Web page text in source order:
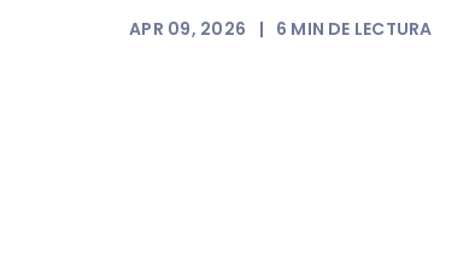
APR 09, 2026 | 6 MIN DE LECTURA